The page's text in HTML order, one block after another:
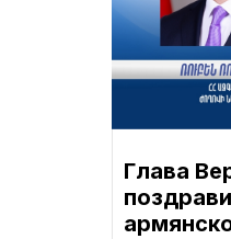
Глава